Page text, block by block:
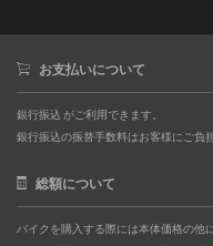
お支払いについて
銀行振込 がご利用できます。
銀行振込の振替手数料はお客様にご負
総額について
バイクを購入する際には本体価格の他